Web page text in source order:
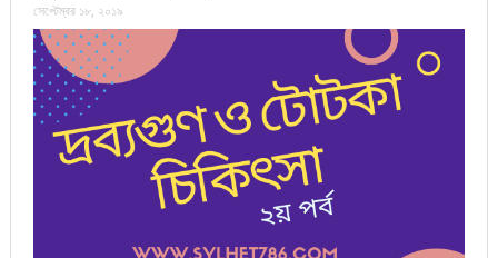
সেপ্টেম্বর ১৮, ২০১৯